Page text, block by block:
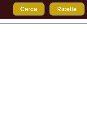
Cerca Ricette